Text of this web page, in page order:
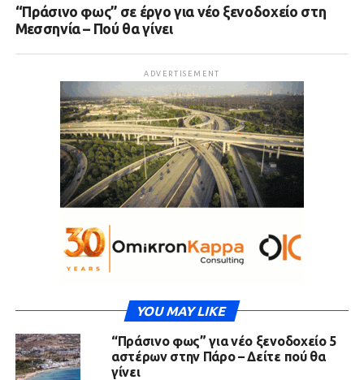
“Πράσινο φως” σε έργο για νέο ξενοδοχείο στη
Μεσσηνία – Πού θα γίνει
ADVERTISEMENT
YOU MAY LIKE
“Πράσινο φως” για νέο ξενοδοχείο 5
αστέρων στην Πάρο – Δείτε πού θα
γίνει